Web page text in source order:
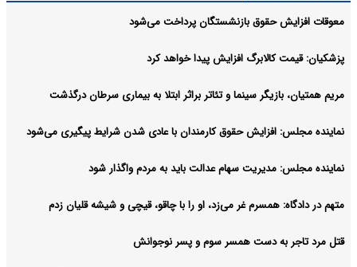
معوقات افزایش حقوق بازنشستگان پرداخت می‌شود
پزشکیان: قیمت کالابرگ افزایش پیدا خواهد کرد
مریم همتیان، بازیگر سینما و تئاتر براثر ابتلا به بیماری سرطان درگذشت
نماینده مجلس: افزایش حقوق کارمندان با عادی شدن شرایط پیگیری می‌شود
نماینده مجلس: مدیریت سهام عدالت باید به مردم واگذار شود
متهم در دادگاه: همسرم غر می‌زد، او را با چاقو، قیچی و شیشه قلیان زدم
قتل مرد تاجر به دست همسر سوم و پسر نوجوانش